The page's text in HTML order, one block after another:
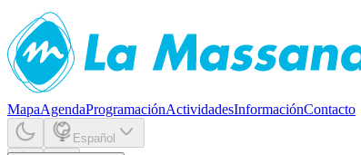
MapaAgendaProgramaciónActividadesInformaciónContacto
Español